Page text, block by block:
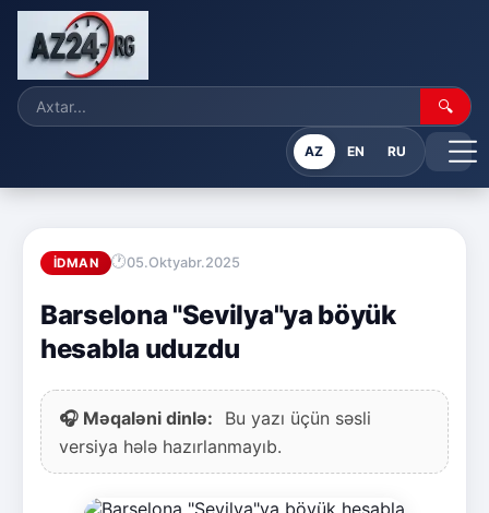
🔍
AZ EN RU
İDMAN 05.Oktyabr.2025
Barselona "Sevilya"ya böyük
hesabla uduzdu
🎧 Məqaləni dinlə:
Bu yazı üçün səsli
versiya hələ hazırlanmayıb.